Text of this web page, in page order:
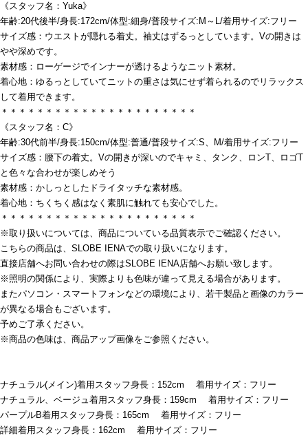
《スタッフ名：Yuka》
年齢:20代後半/身長:172cm/体型:細身/普段サイズ:M～L/着用サイズ:フリー
サイズ感：ウエストが隠れる着丈。袖丈はずるっとしています。Vの開きは
やや深めです。
素材感：ローゲージでインナーが透けるようなニット素材。
着心地：ゆるっとしていてニットの重さは気にせず着られるのでリラックス
して着用できます。
＊＊＊＊＊＊＊＊＊＊＊＊＊＊＊＊＊＊＊＊＊＊
《スタッフ名：C》
年齢:30代前半/身長:150cm/体型:普通/普段サイズ:S、M/着用サイズ:フリー
サイズ感：腰下の着丈。Vの開きが深いのでキャミ、タンク、ロンT、ロゴT
と色々な合わせが楽しめそう
素材感：かしっとしたドライタッチな素材感。
着心地：ちくちく感はなく素肌に触れても安心でした。
＊＊＊＊＊＊＊＊＊＊＊＊＊＊＊＊＊＊＊＊＊＊
※取り扱いについては、商品についている品質表示でご確認ください。
こちらの商品は、SLOBE IENAでの取り扱いになります。
直接店舗へお問い合わせの際はSLOBE IENA店舗へお願い致します。
※照明の関係により、実際よりも色味が違って見える場合があります。
またパソコン・スマートフォンなどの環境により、若干製品と画像のカラー
が異なる場合もございます。
予めご了承ください。
※商品の色味は、商品アップ画像をご参照ください。
ナチュラル(メイン)着用スタッフ身長：152cm 着用サイズ：フリー
ナチュラル、ベージュ着用スタッフ身長：159cm 着用サイズ：フリー
パープルB着用スタッフ身長：165cm 着用サイズ：フリー
詳細着用スタッフ身長：162cm 着用サイズ：フリー